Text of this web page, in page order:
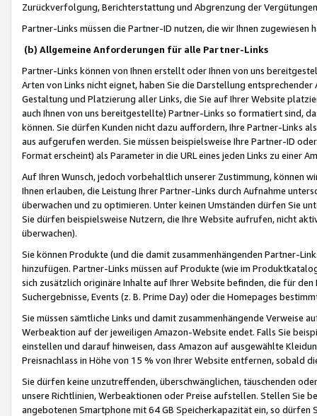
Zurückverfolgung, Berichterstattung und Abgrenzung der
Partner-Links müssen die Partner-ID nutzen, die wir Ihnen zugewiesen
(b) Allgemeine Anforderungen für alle Partner-Links
Partner-Links können von Ihnen erstellt oder Ihnen von uns
Arten von Links nicht eignet, haben Sie die Darstellung
Gestaltung und Platzierung aller Links, die Sie auf Ihrer Website
auch Ihnen von uns bereitgestellte) Partner-Links so formatiert sind,
können. Sie dürfen Kunden nicht dazu auffordern, Ihre Partner-Links
aus aufgerufen werden. Sie müssen beispielsweise Ihre Partner-ID
Format erscheint) als Parameter in die URL eines jeden Links zu einer
Auf Ihren Wunsch, jedoch vorbehaltlich unserer Zustimmung, können
Ihnen erlauben, die Leistung Ihrer Partner-Links durch Aufnahme
überwachen und zu optimieren. Unter keinen Umständen dürfen Sie
Sie dürfen beispielsweise Nutzern, die Ihre Website aufrufen, nicht
überwachen).
Sie können Produkte (und die damit zusammenhängenden Partner-
hinzufügen. Partner-Links müssen auf Produkte (wie im
sich zusätzlich originäre Inhalte auf Ihrer Website befinden, die für
Suchergebnisse, Events (z. B. Prime Day) oder die Homepages
Sie müssen sämtliche Links und damit zusammenhängende
Werbeaktion auf der jeweiligen Amazon-Website endet. Falls Sie
einstellen und darauf hinweisen, dass Amazon auf ausgewählte
Preisnachlass in Höhe von 15 % von Ihrer Website entfernen, sobald
Sie dürfen keine unzutreffenden, überschwänglichen, täuschenden
unsere Richtlinien, Werbeaktionen oder Preise aufstellen. Stellen Sie
angebotenen Smartphone mit 64 GB Speicherkapazität ein, so dürfen